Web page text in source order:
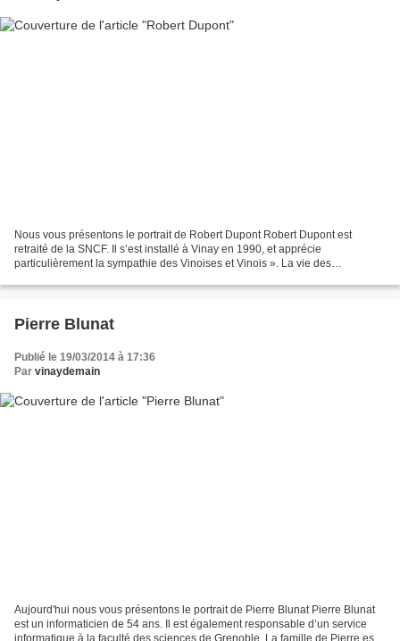
Nous vous présentons le portrait de Robert Dupont Robert Dupont est
retraité de la SNCF. Il s’est installé à Vinay en 1990, et apprécie
particulièrement la sympathie des Vinoises et Vinois ». La vie des
Pierre Blunat
Publié le 19/03/2014 à 17:36
Par vinaydemain
Aujourd'hui nous vous présentons le portrait de Pierre Blunat Pierre Blunat
est un informaticien de 54 ans. Il est également responsable d’un service
informatique à la faculté des sciences de Grenoble. La famille de Pierre est